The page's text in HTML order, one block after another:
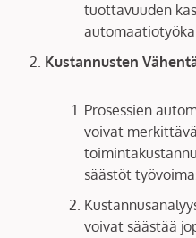
tuottavuuden
Kustannusten
Prosessien
voivat
säästöt
voivat säästää